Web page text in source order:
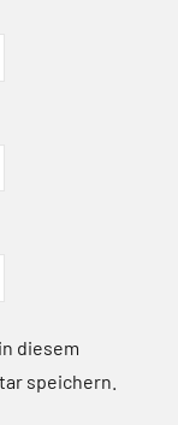
diesem
speichern.